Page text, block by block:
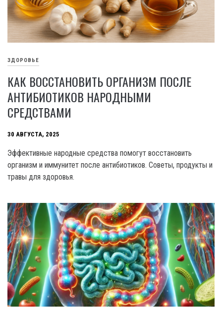
ЗДОРОВЬЕ
КАК ВОССТАНОВИТЬ ОРГАНИЗМ ПОСЛЕ
АНТИБИОТИКОВ НАРОДНЫМИ
СРЕДСТВАМИ
30 АВГУСТА, 2025
Эффективные народные средства помогут восстановить
организм и иммунитет после антибиотиков. Советы, продукты и
травы для здоровья.